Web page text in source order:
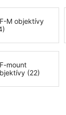
M objektívy
mount
(22)